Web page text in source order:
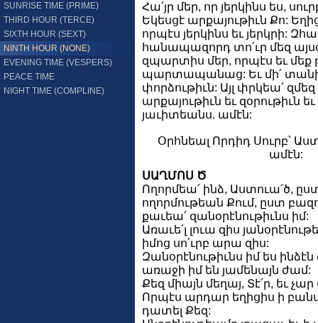
SUNRISE TIME (PRIME)
THIRD HOUR (TERCE)
SIXTH HOUR (SEXT)
NINTH HOUR (NONE)
EVENING TIME (VESPERS)
PEACE TIME
NIGHT TIME (COMPLINE)
Հա՛յր մեր, որ յերկինս ես,
Եկեսցէ արքայութիւն Քո:
որպէս յերկինս եւ յերկրի:
հանապազորդ տո՛ւր մեզ
զպարտիս մեր, որպէս եւ մեք
պարտապանաց: Եւ մի՛
փորձութիւն: Այլ փրկեա՛
արքայութիւն եւ զօրութիւն
յաւիտեանս. ամէն:
Օրհնեալ Որդիդ Սուրբ՝
ամէն:
ՍԱՂՄՈՍ Ծ
Ողորմեա՛ ինձ, Աստուա՛ծ,
ողորմութեան Քում, ըստ
քաւեա՛ զանօրէնութիւնս իմ:
Առաւե՛լ լուա զիս
իմոց սո՛ւրբ արա զիս:
Զանօրէնութիւնս իմ ես
առաջի իմ են յամենայն ժամ:
Քեզ միայն մեղայ, Տէ՛ր, եւ
Որպէս արդար եղիցիս ի բանս
դատել Քեզ: